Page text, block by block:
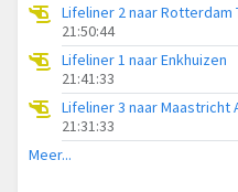
Lifeliner 2 naar Rotterdam
21:50:44
Lifeliner 1 naar Enkhuizen
21:41:33
Lifeliner 3 naar Maastricht
21:31:33
Meer...